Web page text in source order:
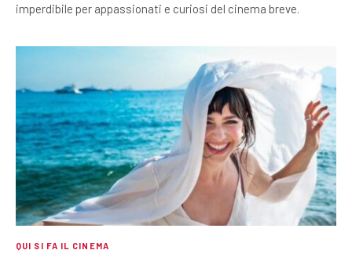
imperdibile per appassionati e curiosi del cinema breve.
QUI SI FA IL CINEMA